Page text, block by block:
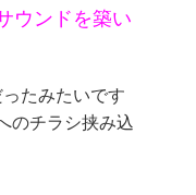
ウンドを築い
たみたいです
のチラシ挟み込